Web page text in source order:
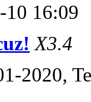
16:09
X3.4
2020,